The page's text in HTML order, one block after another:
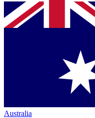
Australia